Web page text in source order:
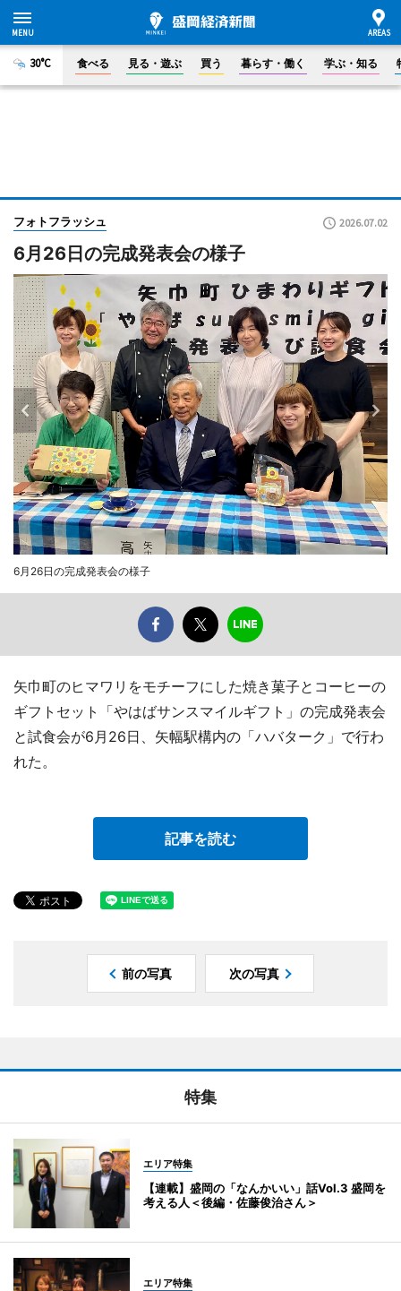
30°C 食べる 見る・遊ぶ 買う 暮らす・働く 学ぶ・知る
フォトフラッシュ 2026.07.02
6月26日の完成発表会の様子
6月26日の完成発表会の様子
矢巾町のヒマワリをモチーフにした焼き菓子とコーヒーの
ギフトセット「やはばサンスマイルギフト」の完成発表会
と試食会が6月26日、矢幅駅構内の「ハバターク」で行わ
れた。
記事を読む
前の写真 次の写真
特集
エリア特集
【連載】盛岡の「なんかいい」話Vol.3 盛岡を
考える人＜後編・佐藤俊治さん＞
エリア特集